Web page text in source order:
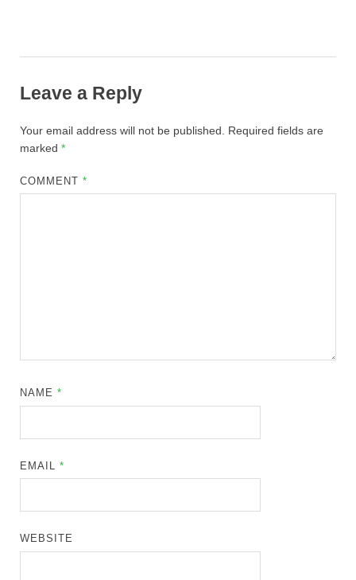
Leave a Reply
Your email address will not be published.
Required fields are
marked *
COMMENT*
NAME*
EMAIL*
WEBSITE